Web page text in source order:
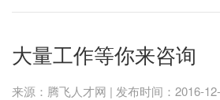
大量工作等你来咨询
来源：腾飞人才网 | 发布时间：2016-